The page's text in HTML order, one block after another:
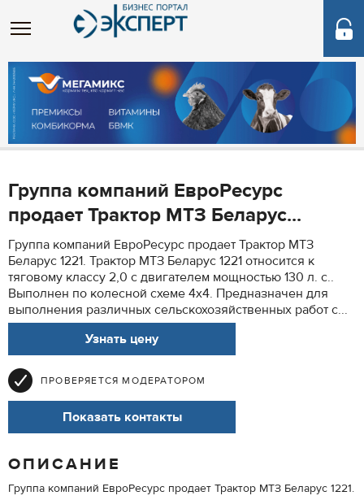
Группа компаний ЕвроРесурс
продает Трактор МТЗ Беларус...
Группа компаний ЕвроРесурс продает Трактор МТЗ
Беларус 1221. Трактор МТЗ Беларус 1221 относится к
тяговому классу 2,0 с двигателем мощностью 130 л. с..
Выполнен по колесной схеме 4х4. Предназначен для
выполнения различных сельскохозяйственных работ с...
Узнать цену
ПРОВЕРЯЕТСЯ МОДЕРАТОРОМ
Показать контакты
ОПИСАНИЕ
Группа компаний ЕвроРесурс продает Трактор МТЗ Беларус 1221.